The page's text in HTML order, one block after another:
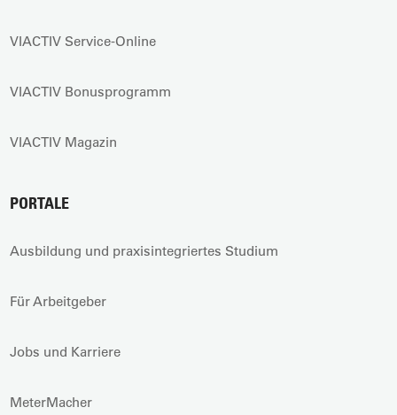
VIACTIV Service-Online
VIACTIV Bonusprogramm
VIACTIV Magazin
PORTALE
Ausbildung und praxisintegriertes Studium
Für Arbeitgeber
Jobs und Karriere
MeterMacher